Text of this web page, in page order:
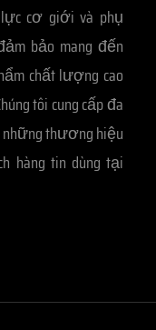
cơ giới và phụ
bảo mang đến
chất lượng cao
tôi cung cấp đa
những thương hiệu
hàng tin dùng tại